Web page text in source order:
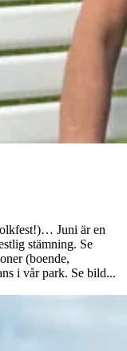
Juni är en
stämning. Se
(boende,
i vår park. Se bild...